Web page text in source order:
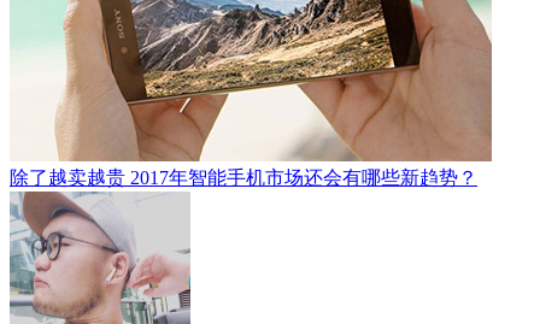
除了越卖越贵 2017年智能手机市场还会有哪些新趋势？